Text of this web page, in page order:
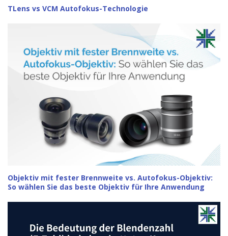
TLens vs VCM Autofokus-Technologie
Objektiv mit fester Brennweite vs. Autofokus-Objektiv:
So wählen Sie das beste Objektiv für Ihre Anwendung